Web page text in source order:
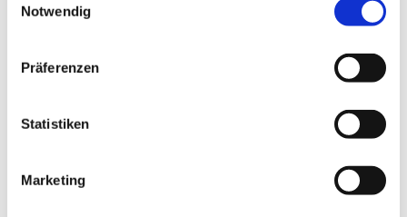
Notwendig
Präferenzen
Statistiken
Marketing